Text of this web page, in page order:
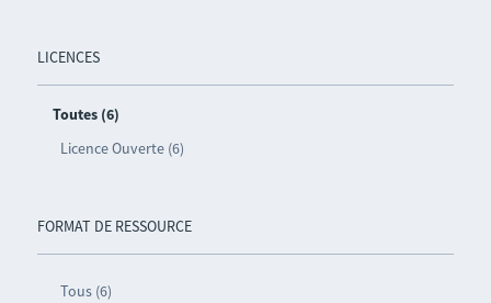
LICENCES
Toutes (6)
Licence Ouverte (6)
FORMAT DE RESSOURCE
Tous (6)